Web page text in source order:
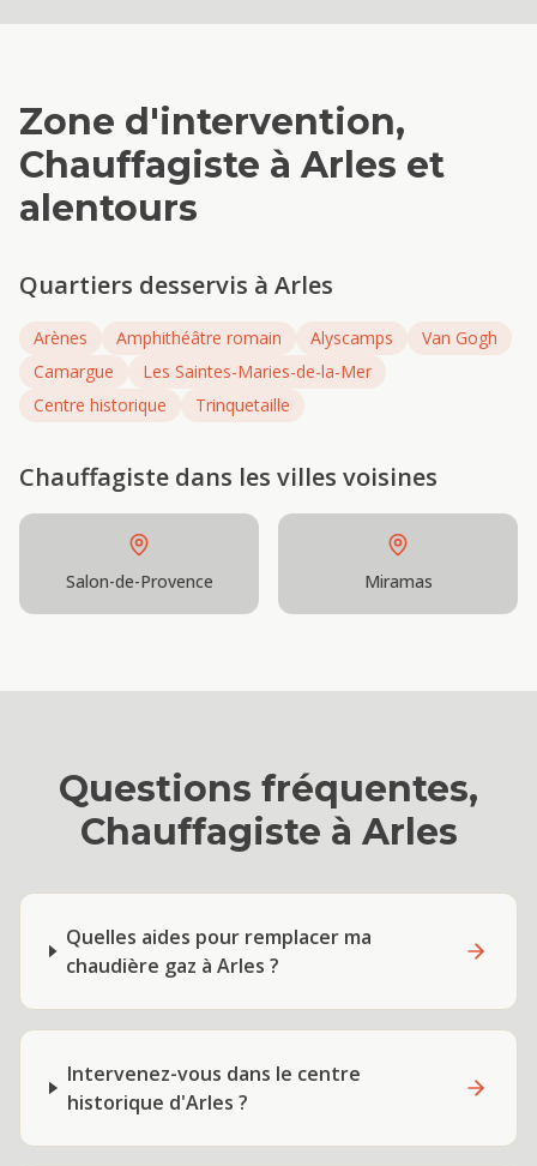
Zone d'intervention,
Chauffagiste à Arles et
alentours
Quartiers desservis à Arles
Arènes Amphithéâtre romain Alyscamps
Van Gogh
Camargue
Les Saintes-Maries-de-la-Mer
Centre historique
Trinquetaille
Chauffagiste dans les villes voisines
Salon-de-Provence Miramas
Questions fréquentes,
Chauffagiste à Arles
Quelles aides pour remplacer ma
chaudière gaz à Arles ?
Intervenez-vous dans le centre
historique d'Arles ?